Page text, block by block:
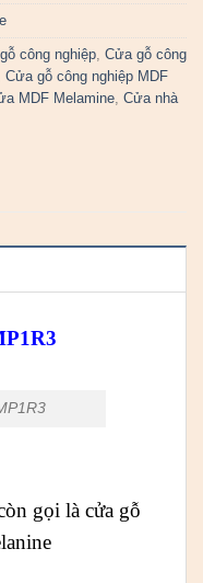
công nghiệp, Cửa gỗ công
Cửa gỗ công nghiệp MDF
MDF Melamine, Cửa nhà
gọi là cửa gỗ